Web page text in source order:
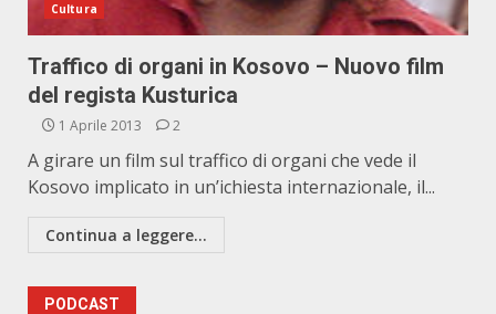
Cultura
Traffico di organi in Kosovo – Nuovo film
del regista Kusturica
1 Aprile 2013 2
A girare un film sul traffico di organi che vede il
Kosovo implicato in un’ichiesta internazionale, il...
Continua a leggere...
PODCAST